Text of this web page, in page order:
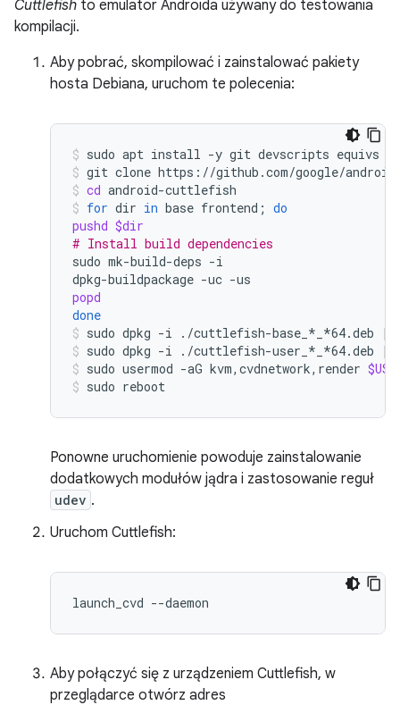
Cuttlefish to emulator Androida używany do testowania
kompilacji.
Aby pobrać, skompilować i zainstalować pakiety
hosta Debiana, uruchom te polecenia:
sudo apt install -y git devscripts equivs
git clone https://github.com/google/
cd android-cuttlefish
for dir in base frontend ; do
pushd $dir
# Install build dependencies
sudo mk-build-deps -i
dpkg-buildpackage -uc
popd
done
sudo dpkg -i ./cuttlefish-base_*_*64.deb
||
sudo dpkg -i ./cuttlefish-user_*_*64.deb
||
sudo usermod -aG kvm,cvdnetwork,render
sudo reboot
Ponowne uruchomienie powoduje zainstalowanie
dodatkowych modułów jądra i zastosowanie reguł
udev .
Uruchom Cuttlefish:
Aby połączyć się z urządzeniem Cuttlefish, w
przeglądarce otwórz adres